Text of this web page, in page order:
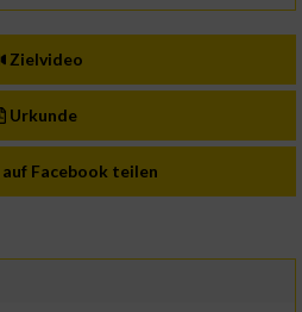
Zielvideo
Urkunde
auf Facebook teilen